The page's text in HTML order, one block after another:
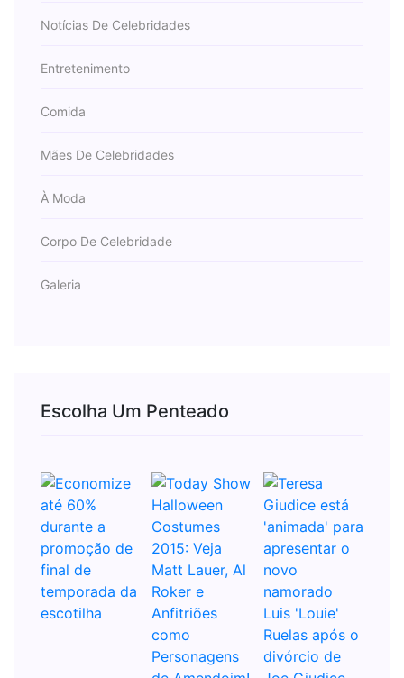
Notícias De Celebridades
Entretenimento
Comida
Mães De Celebridades
À Moda
Corpo De Celebridade
Galeria
Escolha Um Penteado